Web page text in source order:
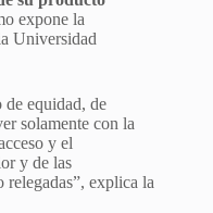
expone la
Universidad
de equidad, de
solamente con la
y el
y de las
relegadas”, explica la